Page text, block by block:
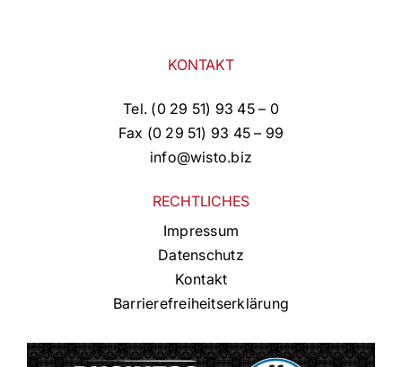
KONTAKT
Tel. (0 29 51) 93 45 – 0
Fax (0 29 51) 93 45 – 99
info@wisto.biz
RECHTLICHES
Impressum
Datenschutz
Kontakt
Barrierefreiheitserklärung